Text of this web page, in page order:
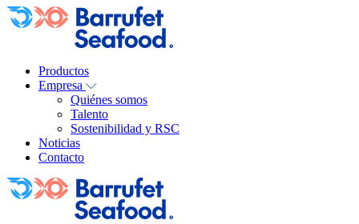
Productos
Empresa
Quiénes somos
Talento
Sostenibilidad y RSC
Noticias
Contacto